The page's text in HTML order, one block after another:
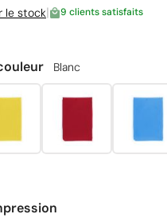
le stock| 9 clients satisfaits
Blanc